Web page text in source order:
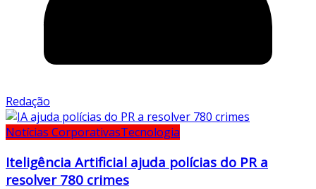
Redação
Notícias CorporativasTecnologia
Iteligência Artificial ajuda polícias do PR a
resolver 780 crimes